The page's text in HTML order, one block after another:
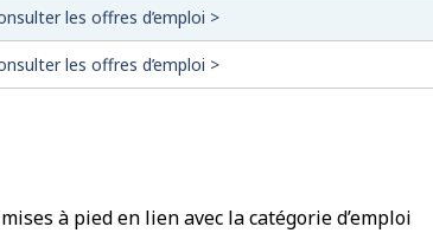
les offres d’emploi >
les offres d’emploi >
à pied en lien avec la catégorie d’emploi